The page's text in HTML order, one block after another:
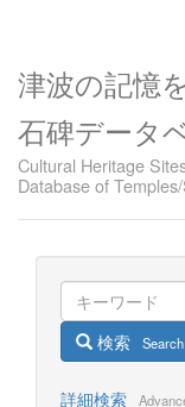
津波の記憶
石碑データ
Cultural Heritage
Database of
検索 Search
詳細検索